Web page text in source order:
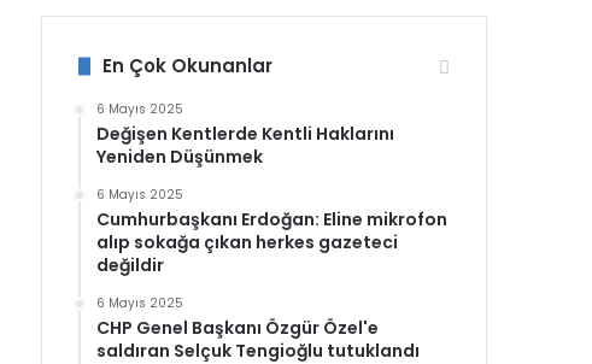
En Çok Okunanlar
6 Mayıs 2025
Değişen Kentlerde Kentli Haklarını
Yeniden Düşünmek
6 Mayıs 2025
Cumhurbaşkanı Erdoğan: Eline mikrofon
alıp sokağa çıkan herkes gazeteci
değildir
6 Mayıs 2025
CHP Genel Başkanı Özgür Özel'e
saldıran Selçuk Tengioğlu tutuklandı